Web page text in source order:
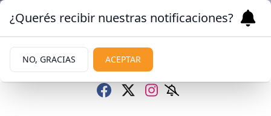
¿Querés recibir nuestras notificaciones?
NO, GRACIAS ACEPTAR